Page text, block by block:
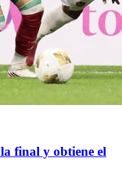
final y obtiene el